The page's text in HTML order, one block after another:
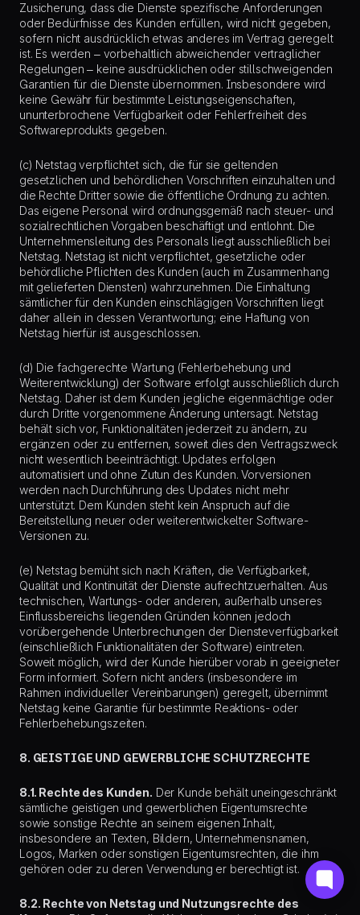
Zusicherung, dass die Dienste spezifische Anforderungen
oder Bedürfnisse des Kunden erfüllen, wird nicht gegeben,
sofern nicht ausdrücklich etwas anderes im Vertrag geregelt
ist. Es werden – vorbehaltlich abweichender vertraglicher
Regelungen – keine ausdrücklichen oder stillschweigenden
Garantien für die Dienste übernommen. Insbesondere wird
keine Gewähr für bestimmte Leistungseigenschaften,
ununterbrochene Verfügbarkeit oder Fehlerfreiheit des
Softwareprodukts gegeben.
(c) Netstag verpflichtet sich, die für sie geltenden
gesetzlichen und behördlichen Vorschriften einzuhalten und
die Rechte Dritter sowie die öffentliche Ordnung zu achten.
Das eigene Personal wird ordnungsgemäß nach steuer- und
sozialrechtlichen Vorgaben beschäftigt und entlohnt. Die
Unternehmensleitung des Personals liegt ausschließlich bei
Netstag. Netstag ist nicht verpflichtet, gesetzliche oder
behördliche Pflichten des Kunden (auch im Zusammenhang
mit gelieferten Diensten) wahrzunehmen. Die Einhaltung
sämtlicher für den Kunden einschlägigen Vorschriften liegt
daher allein in dessen Verantwortung; eine Haftung von
Netstag hierfür ist ausgeschlossen.
(d) Die fachgerechte Wartung (Fehlerbehebung und
Weiterentwicklung) der Software erfolgt ausschließlich durch
Netstag. Daher ist dem Kunden jegliche eigenmächtige oder
durch Dritte vorgenommene Änderung untersagt. Netstag
behält sich vor, Funktionalitäten jederzeit zu ändern, zu
ergänzen oder zu entfernen, soweit dies den Vertragszweck
nicht wesentlich beeinträchtigt. Updates erfolgen
automatisiert und ohne Zutun des Kunden. Vorversionen
werden nach Durchführung des Updates nicht mehr
unterstützt. Dem Kunden steht kein Anspruch auf die
Bereitstellung neuer oder weiterentwickelter Software-
Versionen zu.
(e) Netstag bemüht sich nach Kräften, die Verfügbarkeit,
Qualität und Kontinuität der Dienste aufrechtzuerhalten. Aus
technischen, Wartungs- oder anderen, außerhalb unseres
Einflussbereichs liegenden Gründen können jedoch
vorübergehende Unterbrechungen der Diensteverfügbarkeit
(einschließlich Funktionalitäten der Software) eintreten.
Soweit möglich, wird der Kunde hierüber vorab in geeigneter
Form informiert. Sofern nicht anders (insbesondere im
Rahmen individueller Vereinbarungen) geregelt, übernimmt
Netstag keine Garantie für bestimmte Reaktions- oder
Fehlerbehebungszeiten.
8. GEISTIGE UND GEWERBLICHE SCHUTZRECHTE
8.1. Rechte des Kunden. Der Kunde behält uneingeschränkt
sämtliche geistigen und gewerblichen Eigentumsrechte
sowie sonstige Rechte an seinem eigenen Inhalt,
insbesondere an Texten, Bildern, Unternehmensnamen,
Logos, Marken oder sonstigen Eigentumsrechten, die ihm
gehören oder zu deren Verwendung er berechtigt ist.
8.2. Rechte von Netstag und Nutzungsrechte des